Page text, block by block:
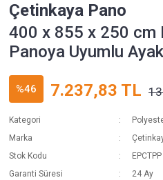
Çetinkaya Pano
400 x 855 x 250 cm
Panoya Uyumlu
%46 7.237,83 TL
Kategori
Marka
Stok Kodu
Garanti Süresi
24 Ay